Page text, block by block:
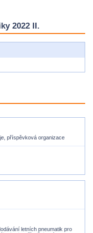
2022 II.
příspěvková organizace
letních pneumatik pro